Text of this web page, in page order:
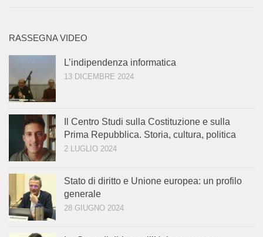
RASSEGNA VIDEO
L’indipendenza informatica
13 DICEMBRE 2024
Il Centro Studi sulla Costituzione e sulla
Prima Repubblica. Storia, cultura, politica
2 LUGLIO 2024
Stato di diritto e Unione europea: un profilo
generale
28 GIUGNO 2024